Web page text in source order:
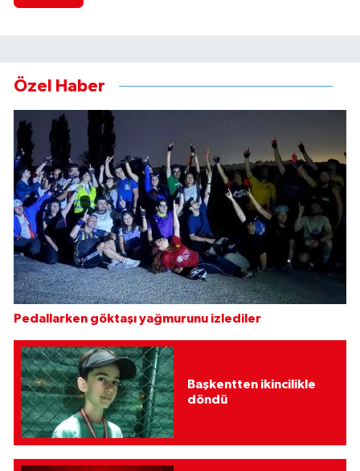
Özel Haber
Pedallarken göktaşı yağmurunu izlediler
Başkentten ikincilikle
döndü